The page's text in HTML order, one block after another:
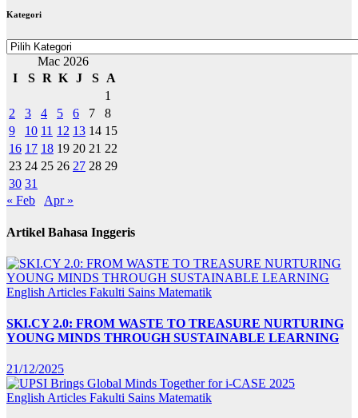
Kategori
Kategori
Mac 2026
I
S R K J S
A
1
2
3 4 5 6 7
8
9
10 11 12 13 14 15
16 17 18 19 20 21 22
23 24 25 26 27 28 29
30 31
« Feb
Apr »
Artikel Bahasa Inggeris
English Articles Fakulti Sains Matematik
SKI.CY 2.0: FROM WASTE TO TREASURE NURTURING
YOUNG MINDS THROUGH SUSTAINABLE LEARNING
21/12/2025
English Articles Fakulti Sains Matematik